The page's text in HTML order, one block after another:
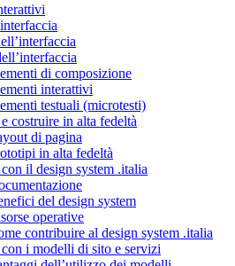
di composizione
interattivi
testuali (microtesti)
costruire in alta fedeltà
di pagina
in alta fedeltà
il design system .italia
del design system
operative
contribuire al design system .italia
i modelli di sito e servizi